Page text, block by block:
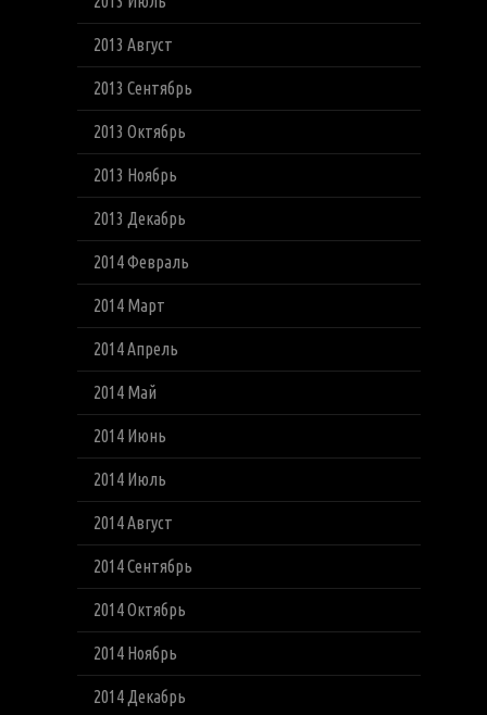
2013 Август
2013 Сентябрь
2013 Октябрь
2013 Ноябрь
2013 Декабрь
2014 Февраль
2014 Март
2014 Апрель
2014 Май
2014 Июнь
2014 Июль
2014 Август
2014 Сентябрь
2014 Октябрь
2014 Ноябрь
2014 Декабрь